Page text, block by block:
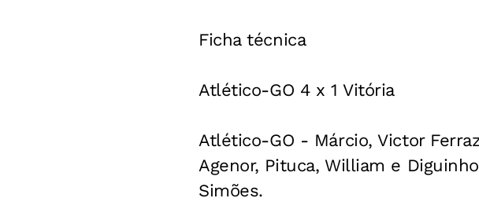
Ficha técnica
Atlético-GO 4 x 1 Vitória
Atlético-GO - Márcio, Victor
Agenor, Pituca, William e
Simões.